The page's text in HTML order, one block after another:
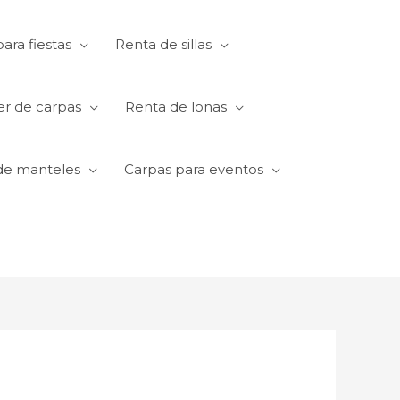
fiestas Renta de sillas
de carpas Renta de lonas
manteles Carpas para eventos